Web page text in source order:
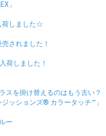
」
荷しました☆
されました！
荷しました！
スを掛け替えるのはもう古い？
ッションズ® カラータッチ™」
ー